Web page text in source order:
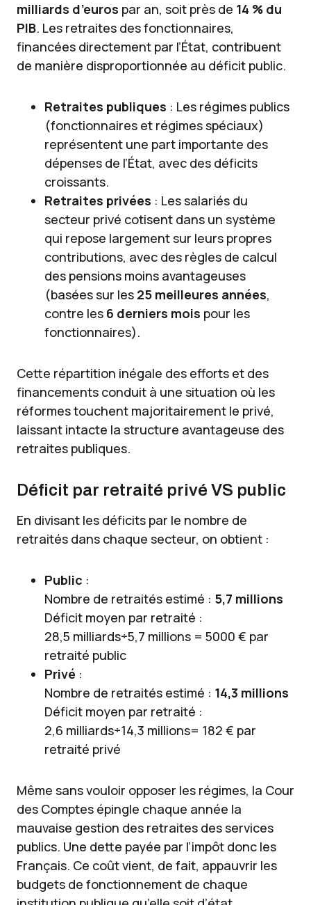
milliards d’euros par an, soit près de 14 % du
PIB. Les retraites des fonctionnaires,
financées directement par l’État, contribuent
de manière disproportionnée au déficit public.
Retraites publiques : Les régimes publics
(fonctionnaires et régimes spéciaux)
représentent une part importante des
dépenses de l’État, avec des déficits
croissants.
Retraites privées : Les salariés du
secteur privé cotisent dans un système
qui repose largement sur leurs propres
contributions, avec des règles de calcul
des pensions moins avantageuses
(basées sur les 25 meilleures années,
contre les 6 derniers mois pour les
fonctionnaires).
Cette répartition inégale des efforts et des
financements conduit à une situation où les
réformes touchent majoritairement le privé,
laissant intacte la structure avantageuse des
retraites publiques.
Déficit par retraité privé VS public
En divisant les déficits par le nombre de
retraités dans chaque secteur, on obtient :
Public :
Nombre de retraités estimé : 5,7 millions
Déficit moyen par retraité :
28,5 milliards÷5,7 millions = 5000 € par
retraité public
Privé :
Nombre de retraités estimé : 14,3 millions
Déficit moyen par retraité :
2,6 milliards÷14,3 millions= 182 € par
retraité privé
Même sans vouloir opposer les régimes, la Cour
des Comptes épingle chaque année la
mauvaise gestion des retraites des services
publics. Une dette payée par l’impôt donc les
Français. Ce coût vient, de fait, appauvrir les
budgets de fonctionnement de chaque